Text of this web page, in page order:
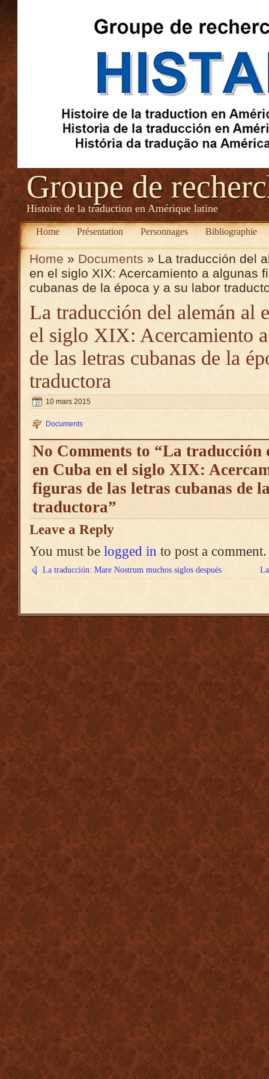
Groupe de
Histoire de la traduction en Amérique latine
Home Présentation Personnages Bibliographie
Home » Documents » La traducción del
en el siglo XIX: Acercamiento a algunas
cubanas de la época y a su labor
La traducción del alemán al
el siglo XIX: Acercamiento
de las letras cubanas de la
traductora
10 mars 2015
Documents
No Comments to “La traducción
en Cuba en el siglo XIX:
figuras de las letras cubanas de
traductora”
Leave a Reply
You must be logged in to post a comment.
La traducción: Mare Nostrum muchos siglos después